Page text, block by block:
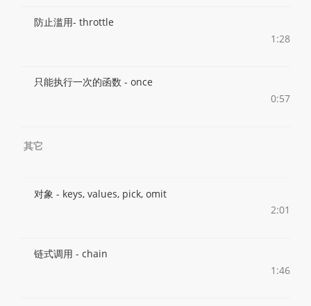
防止滥用- throttle
1:28
只能执行一次的函数 - once
0:57
其它
对象 - keys, values, pick, omit
2:01
链式调用 - chain
1:46